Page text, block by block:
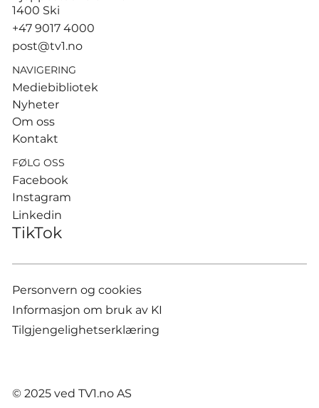
Hamburg
1400 Ski
+47 9017 4000
post@tv1.no
NAVIGERING
Mediebibliotek
Nyheter
Om oss
Kontakt
FØLG OSS
Facebook
Instagram
Linkedin
TikTok
Personvern og cookies
Informasjon om bruk av KI
Tilgjengelighetserklæring
© 2025 ved TV1.no AS